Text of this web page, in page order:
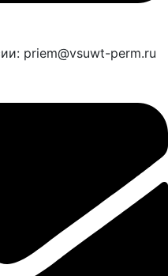
priem@vsuwt-perm.ru